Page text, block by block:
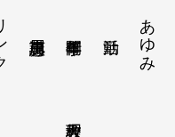
あゆみ